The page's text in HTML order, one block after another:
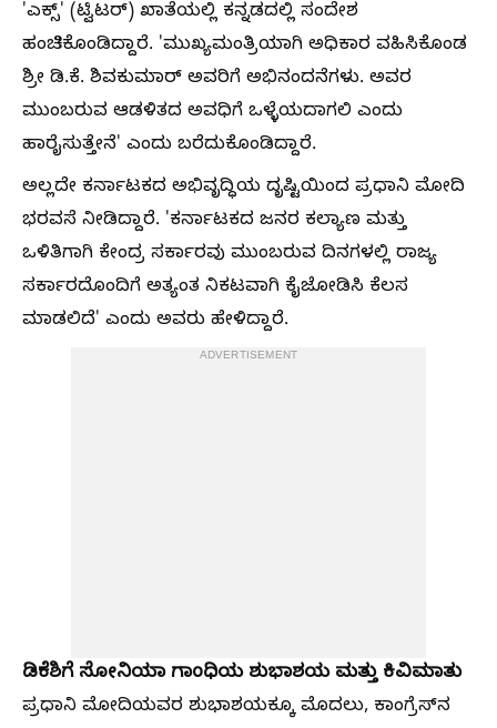
'ಎಕ್ಸ್' (ಟ್ವಿಟರ್) ಖಾತೆಯಲ್ಲಿ ಕನ್ನಡದಲ್ಲಿ ಸಂದೇಶ
ಹಂಚಿಕೊಂಡಿದ್ದಾರೆ. 'ಮುಖ್ಯಮಂತ್ರಿಯಾಗಿ ಅಧಿಕಾರ ವಹಿಸಿಕೊಂಡ
ಶ್ರೀ ಡಿ.ಕೆ. ಶಿವಕುಮಾರ್ ಅವರಿಗೆ ಅಭಿನಂದನೆಗಳು. ಅವರ
ಮುಂಬರುವ ಆಡಳಿತದ ಅವಧಿಗೆ ಒಳ್ಳೆಯದಾಗಲಿ ಎಂದು
ಹಾರೈಸುತ್ತೇನೆ' ಎಂದು ಬರೆದುಕೊಂಡಿದ್ದಾರೆ.
ಅಲ್ಲದೇ ಕರ್ನಾಟಕದ ಅಭಿವೃದ್ಧಿಯ ದೃಷ್ಟಿಯಿಂದ ಪ್ರಧಾನಿ ಮೋದಿ
ಭರವಸೆ ನೀಡಿದ್ದಾರೆ. 'ಕರ್ನಾಟಕದ ಜನರ ಕಲ್ಯಾಣ ಮತ್ತು
ಒಳಿತಿಗಾಗಿ ಕೇಂದ್ರ ಸರ್ಕಾರವು ಮುಂಬರುವ ದಿನಗಳಲ್ಲಿ ರಾಜ್ಯ
ಸರ್ಕಾರದೊಂದಿಗೆ ಅತ್ಯಂತ ನಿಕಟವಾಗಿ ಕೈಜೋಡಿಸಿ ಕೆಲಸ
ಮಾಡಲಿದೆ' ಎಂದು ಅವರು ಹೇಳಿದ್ದಾರೆ.
ADVERTISEMENT
ಡಿಕೆಶಿಗೆ ಸೋನಿಯಾ ಗಾಂಧಿಯ ಶುಭಾಶಯ ಮತ್ತು ಕಿವಿಮಾತು
ಪ್ರಧಾನಿ ಮೋದಿಯವರ ಶುಭಾಶಯಕ್ಕೂ ಮೊದಲು, ಕಾಂಗ್ರೆಸ್‌ನ